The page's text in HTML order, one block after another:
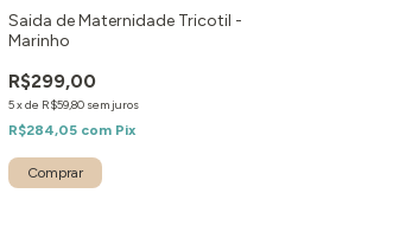
Saida de Maternidade Tricotil -
Marinho
R$299,00
5xde R$59,80 sem juros
R$284,05 com Pix
Comprar